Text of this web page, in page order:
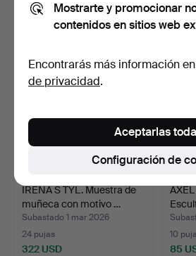
1.075 USD
406
IRENA S TYL. Muestra de
muñeca con motivo …
Subastado 1 mar 2026
24 pujas
322 USD
10
85
Mostrarte y promocionar
contenidos en sitios web
Encontrarás más información
de privacidad.
Configuración de
Aceptarlas